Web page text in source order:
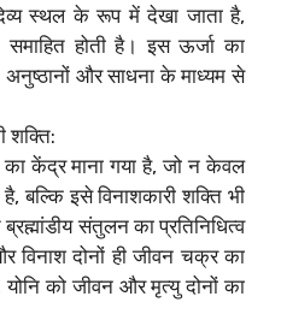
स्थल के रूप में देखा जाता है,
होती है। इस ऊर्जा का
और साधना के माध्यम से
शक्ति:
का केंद्र माना गया है, जो न केवल
बल्कि इसे विनाशकारी शक्ति भी
संतुलन का प्रतिनिधित्व
दोनों ही जीवन चक्र का
योनि को जीवन और मृत्यु दोनों का